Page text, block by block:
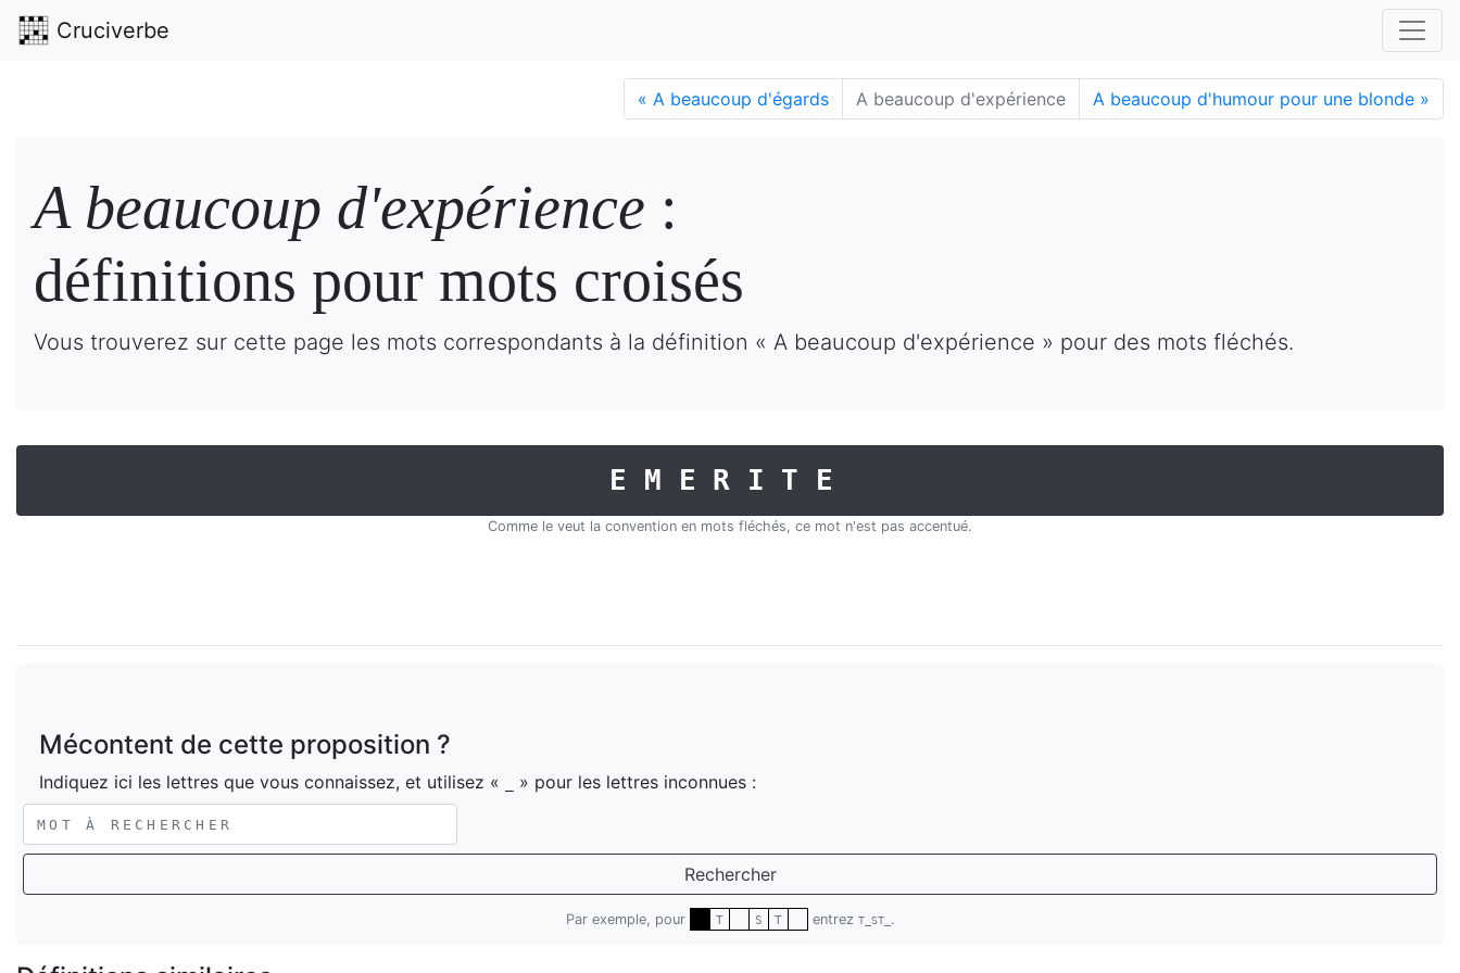
Cruciverbe
« A beaucoup d'égards A beaucoup d'expérience A beaucoup d'humour pour une blonde »
A beaucoup d'expérience :
définitions pour mots croisés
Vous trouverez sur cette page les mots correspondants à la définition « A beaucoup d'expérience » pour des mots fléchés.
EMERITE
Comme le veut la convention en mots fléchés, ce mot n'est pas accentué.
Mécontent de cette proposition ?
Indiquez ici les lettres que vous connaissez, et utilisez « » pour les lettres inconnues :
Rechercher
Par exemple, pour T S T entrez T_ST_ .